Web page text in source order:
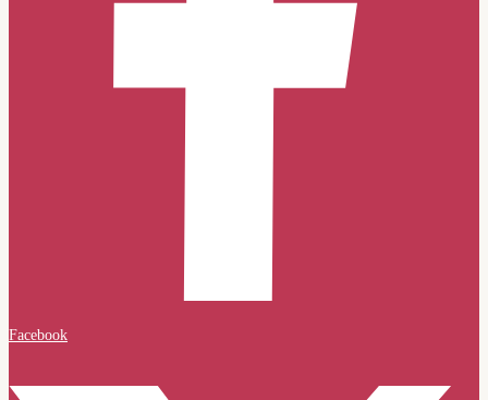
Facebook